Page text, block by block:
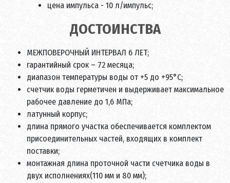
цена импульса - 10 л/импульс;
ДОСТОИНСТВА
МЕЖПОВЕРОЧНЫЙ ИНТЕРВАЛ 6 ЛЕТ;
гарантийный срок – 72 месяца;
диапазон температуры воды от +5 до +95°C;
счетчик воды герметичен и выдерживает максимальное
рабочее давление до 1,6 МПа;
латунный корпус;
длина прямого участка обеспечивается комплектом
присоединительных частей, входящих в комплект
поставки;
монтажная длина проточной части счетчика воды в
двух исполнениях(110 мм и 80 мм);